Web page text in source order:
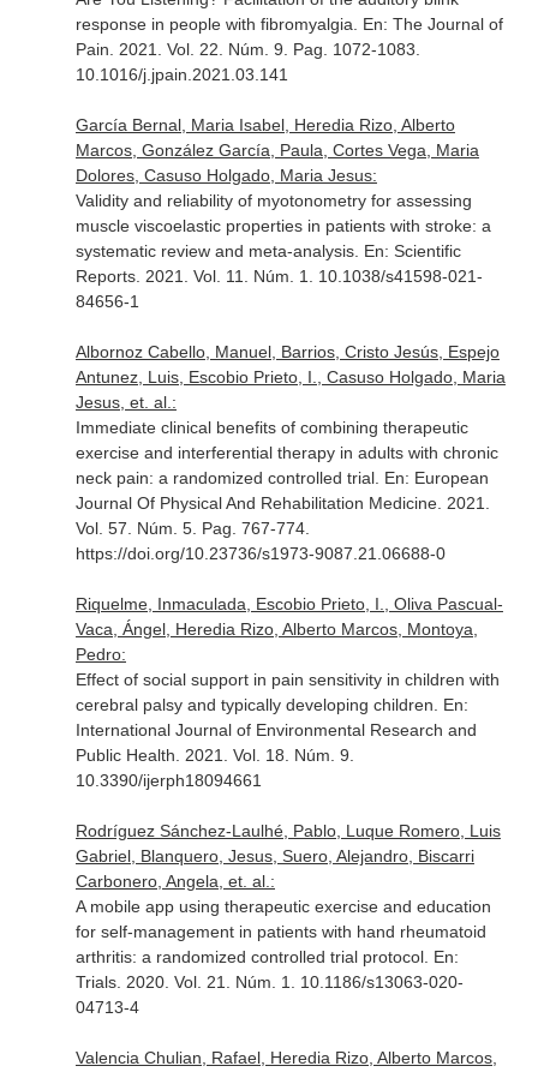
response in people with fibromyalgia. En: The Journal of
Pain . 2021. Vol. 22. Núm. 9. Pag. 1072-1083.
10.1016/j.jpain.2021.03.141
García Bernal, Maria Isabel, Heredia Rizo, Alberto
Marcos, González García, Paula, Cortes Vega, Maria
Dolores, Casuso Holgado, Maria Jesus:
Validity and reliability of myotonometry for assessing
muscle viscoelastic properties in patients with stroke: a
systematic review and meta-analysis. En: Scientific
Reports. 2021. Vol. 11. Núm. 1. 10.1038/s41598-021-
84656-1
Albornoz Cabello, Manuel, Barrios, Cristo Jesús, Espejo
Antunez, Luis, Escobio Prieto, I., Casuso Holgado, Maria
Jesus, et. al.:
Immediate clinical benefits of combining therapeutic
exercise and interferential therapy in adults with chronic
neck pain: a randomized controlled trial. En: European
Journal Of Physical And Rehabilitation Medicine. 2021.
Vol. 57. Núm. 5. Pag. 767-774.
https://doi.org/10.23736/s1973-9087.21.06688-0
Riquelme, Inmaculada, Escobio Prieto, I., Oliva Pascual-
Vaca, Ángel, Heredia Rizo, Alberto Marcos, Montoya,
Pedro:
Effect of social support in pain sensitivity in children with
cerebral palsy and typically developing children. En:
International Journal of Environmental Research and
Public Health . 2021. Vol. 18. Núm. 9.
10.3390/ijerph18094661
Rodríguez Sánchez-Laulhé, Pablo, Luque Romero, Luis
Gabriel, Blanquero, Jesus, Suero, Alejandro, Biscarri
Carbonero, Angela, et. al.:
A mobile app using therapeutic exercise and education
for self-management in patients with hand rheumatoid
arthritis: a randomized controlled trial protocol. En:
Trials. 2020. Vol. 21. Núm. 1. 10.1186/s13063-020-
04713-4
Valencia Chulian, Rafael, Heredia Rizo, Alberto Marcos,